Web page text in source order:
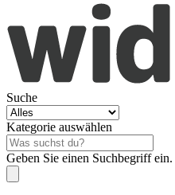
Suche
Kategorie auswählen
Geben Sie einen Suchbegriff ein.